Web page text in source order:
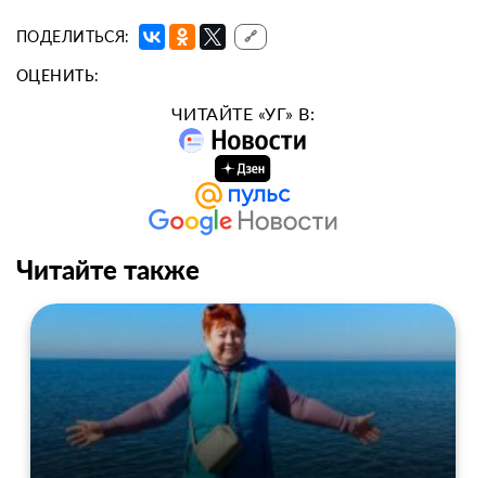
ПОДЕЛИТЬСЯ: 🔗
ОЦЕНИТЬ:
ЧИТАЙТЕ «УГ» В:
Читайте также